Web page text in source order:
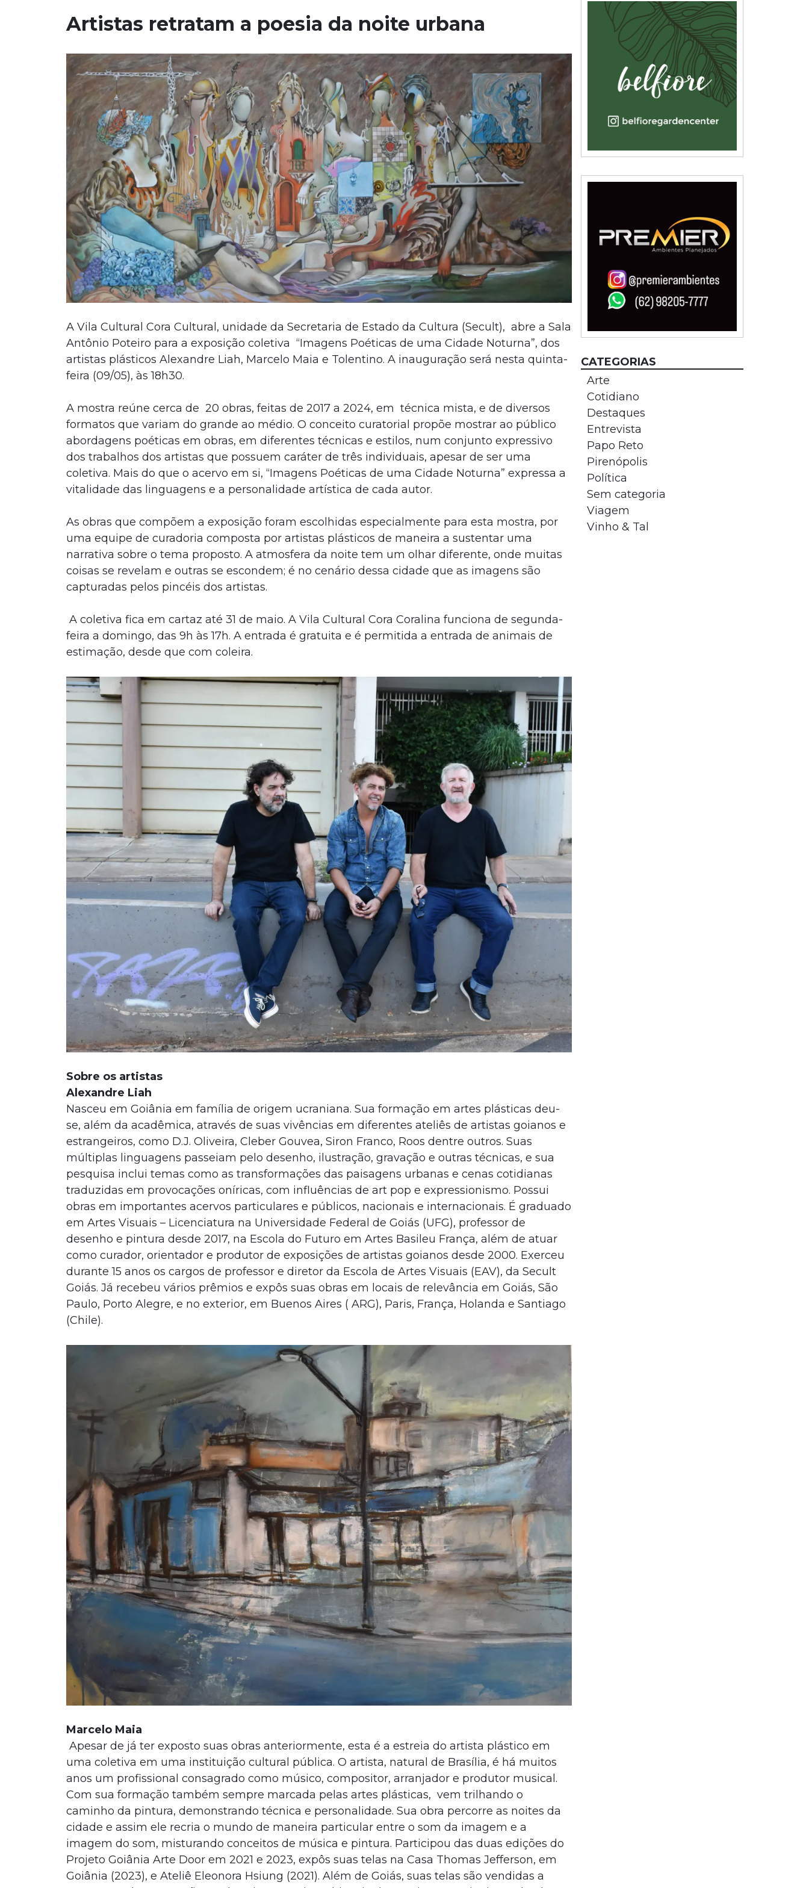
Artistas retratam a poesia da noite urbana
A Vila Cultural Cora Cultural, unidade da Secretaria de Estado da Cultura (Secult), abre a Sala
Antônio Poteiro para a exposição coletiva “Imagens Poéticas de uma Cidade Noturna”, dos
artistas plásticos Alexandre Liah, Marcelo Maia e Tolentino. A inauguração será nesta quinta-
feira (09/05), às 18h30.
A mostra reúne cerca de 20 obras, feitas de 2017 a 2024, em técnica mista, e de diversos
formatos que variam do grande ao médio. O conceito curatorial propõe mostrar ao público
abordagens poéticas em obras, em diferentes técnicas e estilos, num conjunto expressivo
dos trabalhos dos artistas que possuem caráter de três individuais, apesar de ser uma
coletiva. Mais do que o acervo em si, “Imagens Poéticas de uma Cidade Noturna” expressa a
vitalidade das linguagens e a personalidade artística de cada autor.
As obras que compõem a exposição foram escolhidas especialmente para esta mostra, por
uma equipe de curadoria composta por artistas plásticos de maneira a sustentar uma
narrativa sobre o tema proposto. A atmosfera da noite tem um olhar diferente, onde muitas
coisas se revelam e outras se escondem; é no cenário dessa cidade que as imagens são
capturadas pelos pincéis dos artistas.
A coletiva fica em cartaz até 31 de maio. A Vila Cultural Cora Coralina funciona de segunda-
feira a domingo, das 9h às 17h. A entrada é gratuita e é permitida a entrada de animais de
estimação, desde que com coleira.
Sobre os artistas
Alexandre Liah
Nasceu em Goiânia em família de origem ucraniana. Sua formação em artes plásticas deu-
se, além da acadêmica, através de suas vivências em diferentes ateliês de artistas goianos e
estrangeiros, como D.J. Oliveira, Cleber Gouvea, Siron Franco, Roos dentre outros. Suas
múltiplas linguagens passeiam pelo desenho, ilustração, gravação e outras técnicas, e sua
pesquisa inclui temas como as transformações das paisagens urbanas e cenas cotidianas
traduzidas em provocações oníricas, com influências de art pop e expressionismo. Possui
obras em importantes acervos particulares e públicos, nacionais e internacionais. É graduado
em Artes Visuais – Licenciatura na Universidade Federal de Goiás (UFG), professor de
desenho e pintura desde 2017, na Escola do Futuro em Artes Basileu França, além de atuar
como curador, orientador e produtor de exposições de artistas goianos desde 2000. Exerceu
durante 15 anos os cargos de professor e diretor da Escola de Artes Visuais (EAV), da Secult
Goiás. Já recebeu vários prêmios e expôs suas obras em locais de relevância em Goiás, São
Paulo, Porto Alegre, e no exterior, em Buenos Aires ( ARG), Paris, França, Holanda e Santiago
(Chile).
Marcelo Maia
Apesar de já ter exposto suas obras anteriormente, esta é a estreia do artista plástico em
uma coletiva em uma instituição cultural pública. O artista, natural de Brasília, é há muitos
anos um profissional consagrado como músico, compositor, arranjador e produtor musical.
Com sua formação também sempre marcada pelas artes plásticas, vem trilhando o
caminho da pintura, demonstrando técnica e personalidade. Sua obra percorre as noites da
cidade e assim ele recria o mundo de maneira particular entre o som da imagem e a
imagem do som, misturando conceitos de música e pintura. Participou das duas edições do
Projeto Goiânia Arte Door em 2021 e 2023, expôs suas telas na Casa Thomas Jefferson, em
Goiânia (2023), e Ateliê Eleonora Hsiung (2021). Além de Goiás, suas telas são vendidas a
CATEGORIAS
Arte
Cotidiano
Destaques
Entrevista
Papo Reto
Pirenópolis
Política
Sem categoria
Viagem
Vinho & Tal